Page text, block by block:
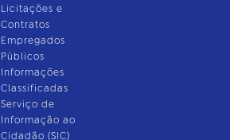
Licitações e
Contratos
Empregados
Públicos
Informações
Classificadas
Serviço de
Informação ao
Cidadão (SIC)